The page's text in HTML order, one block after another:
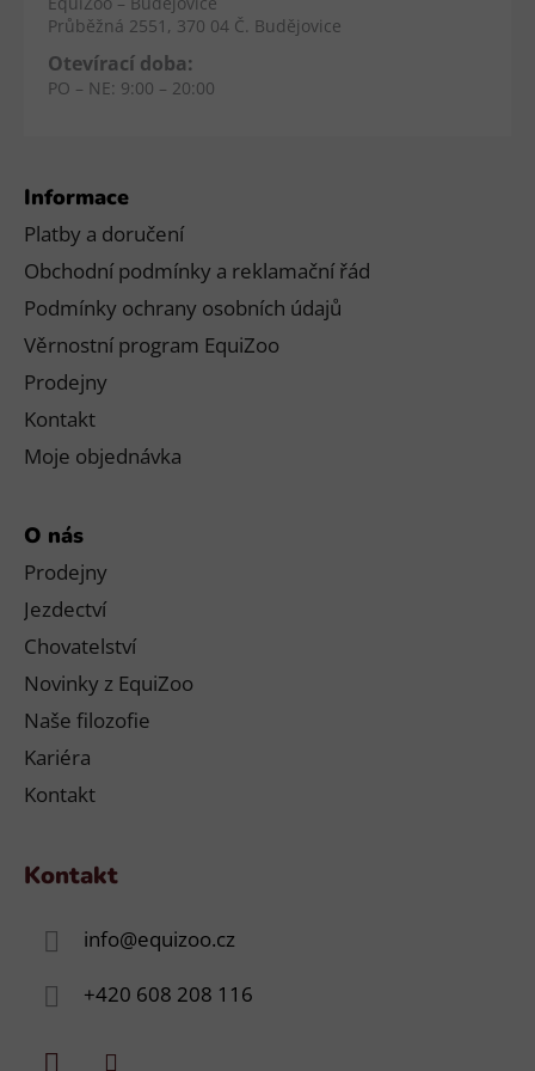
Informace
Platby a doručení
Obchodní podmínky a reklamační řád
Podmínky ochrany osobních údajů
Věrnostní program EquiZoo
Prodejny
Kontakt
Moje objednávka
O nás
Prodejny
Jezdectví
Chovatelství
Novinky z EquiZoo
Naše filozofie
Kariéra
Kontakt
Kontakt
info@equizoo.cz
+420 608 208 116
Průběžná 2551, 370 04 Č. Budějovice
Otevírací doba:
PO – NE: 9:00 – 20:00